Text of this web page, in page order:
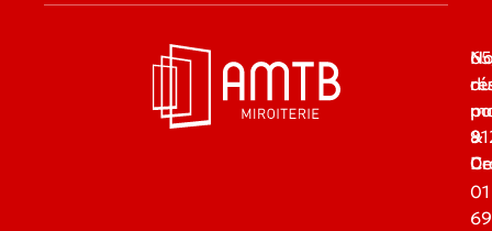
du
01
69
&